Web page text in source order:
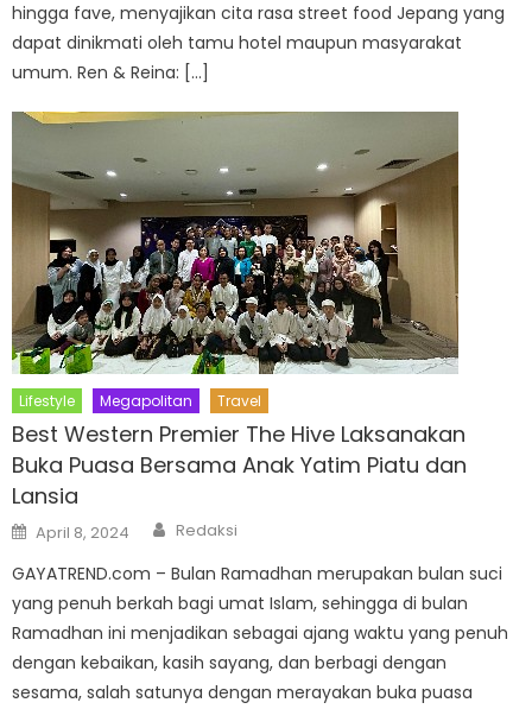
hingga fave, menyajikan cita rasa street food Jepang yang
dapat dinikmati oleh tamu hotel maupun masyarakat
umum. Ren & Reina: […]
Lifestyle Megapolitan Travel
Best Western Premier The Hive Laksanakan
Buka Puasa Bersama Anak Yatim Piatu dan
Lansia
Posted
on
April 8, 2024 Author
Redaksi
GAYATREND.com – Bulan Ramadhan merupakan bulan suci
yang penuh berkah bagi umat Islam, sehingga di bulan
Ramadhan ini menjadikan sebagai ajang waktu yang penuh
dengan kebaikan, kasih sayang, dan berbagi dengan
sesama, salah satunya dengan merayakan buka puasa